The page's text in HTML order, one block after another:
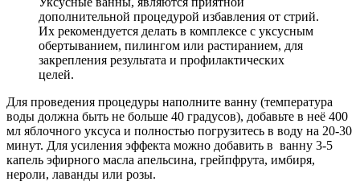
дополнительной процедурой избавления от стрий.
Их рекомендуется делать в комплексе с уксусным
обертыванием, пилингом или растиранием, для
закрепления результата и профилактических
целей.
Для проведения процедуры наполните ванну (температура
воды должна быть не больше 40 градусов), добавьте в неё 400
мл яблочного уксуса и полностью погрузитесь в воду на 20-30
минут. Для усиления эффекта можно добавить в ванну 3-5
капель эфирного масла апельсина, грейпфрута, имбиря,
нероли, лаванды или розы.